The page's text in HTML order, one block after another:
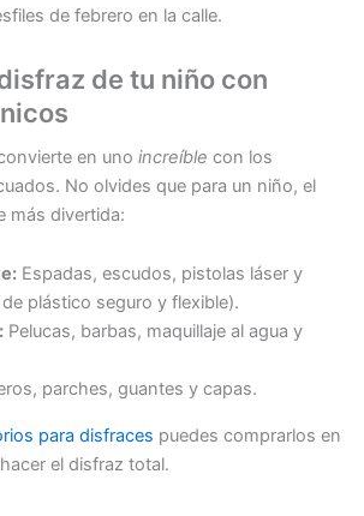
de febrero en la calle.
de tu niño con
en uno increíble con los
No olvides que para un niño, el
más divertida:
Espadas, escudos, pistolas láser y
plástico seguro y flexible).
Pelucas, barbas, maquillaje al agua y
parches, guantes y capas.
para disfraces puedes comprarlos en
el disfraz total.